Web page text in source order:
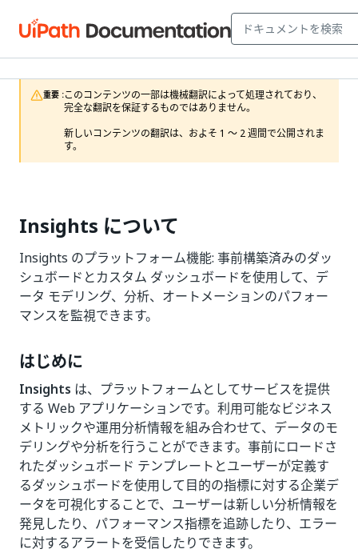
重要 :このコンテンツの一部は機械翻訳によって処理されており、
完全な翻訳を保証するものではありません。
新しいコンテンツの翻訳は、およそ 1 ～ 2 週間で公開されま
す。
Insights について
Insights のプラットフォーム機能: 事前構築済みのダッ
シュボードとカスタム ダッシュボードを使用して、デ
ータ モデリング、分析、オートメーションのパフォー
マンスを監視できます。
はじめに
Insights は、プラットフォームとしてサービスを提供
する Web アプリケーションです。利用可能なビジネス
メトリックや運用分析情報を組み合わせて、データのモ
デリングや分析を行うことができます。事前にロードさ
れたダッシュボード テンプレートとユーザーが定義す
るダッシュボードを使用して目的の指標に対する企業デ
ータを可視化することで、ユーザーは新しい分析情報を
発見したり、パフォーマンス指標を追跡したり、エラー
に対するアラートを受信したりできます。